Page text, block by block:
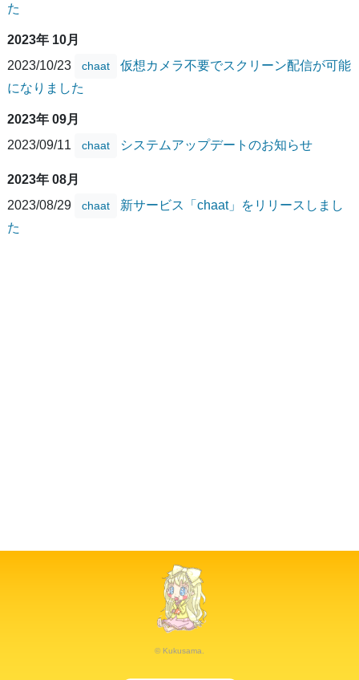
た
2023年 10月
2023/10/23
chaat
仮想カメラ不要でスクリーン配信が可能
になりました
2023年 09月
2023/09/11
chaat システムアップデートのお知らせ
2023年 08月
2023/08/29
chaat
新サービス「chaat」をリリースしまし
た
© Kukusama.